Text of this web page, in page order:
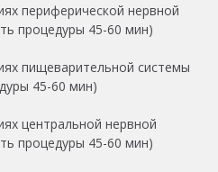
периферической нервной
процедуры 45-60 мин)
пищеварительной системы
45-60 мин)
центральной нервной
процедуры 45-60 мин)